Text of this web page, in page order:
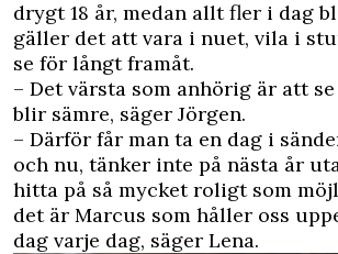
drygt 18 år, medan allt fler i dag
gäller det att vara i nuet, vila i
se för långt framåt.
– Det värsta som anhörig är att
blir sämre, säger Jörgen.
– Därför får man ta en dag i
och nu, tänker inte på nästa år
hitta på så mycket roligt som
det är Marcus som håller oss
dag varje dag, säger Lena.